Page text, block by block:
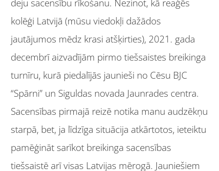
deju sacensību rīkošanu. Nezinot, kā reaģēs
kolēģi Latvijā (mūsu viedokļi dažādos
jautājumos mēdz krasi atšķirties), 2021. gada
decembrī aizvadījām pirmo tiešsaistes breikinga
turnīru, kurā piedalījās jaunieši no Cēsu BJC
“Spārni” un Siguldas novada Jaunrades centra.
Sacensības pirmajā reizē notika manu audzēkņu
starpā, bet, ja līdzīga situācija atkārtotos, ieteiktu
pamēģināt sarīkot breikinga sacensības
tiešsaistē arī visas Latvijas mērogā. Jauniešiem